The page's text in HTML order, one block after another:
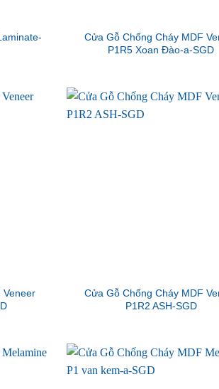
Cửa Gỗ Chống Cháy MDF
P1R5 Xoan Đào-a-SGD
Veneer
Cửa Gỗ Chống Cháy MDF
P1R2 ASH-SGD